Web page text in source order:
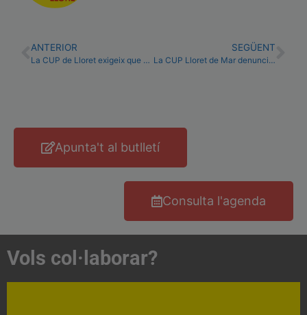
ANTERIOR
La CUP de Lloret exigeix que es retiri una distinció local a Francisco Franco
SEGÜENT
La CUP Lloret de Mar denuncia l’ús mediàtic de les accions judicials
Apunta't al butlletí
Consulta l'agenda
Vols col·laborar?